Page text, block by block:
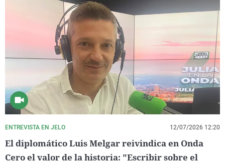
ENTREVISTA EN JELO 12/07/2026 12:20
El diplomático Luis Melgar reivindica en Onda
Cero el valor de la historia: "Escribir sobre el